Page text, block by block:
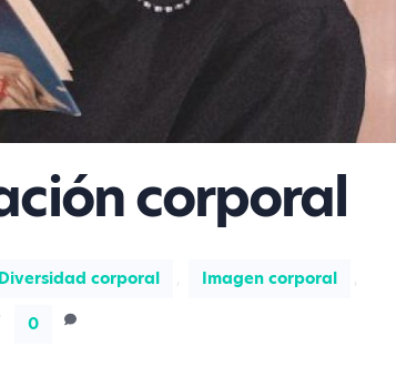
corporal
Diversidad corporal Imagen corporal
0